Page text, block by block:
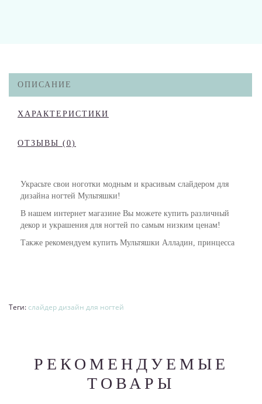
ОПИСАНИЕ
ХАРАКТЕРИСТИКИ
ОТЗЫВЫ (0)
Украсьте свои ноготки модным и красивым слайдером для
дизайна ногтей Мультяшки!
В нашем интернет магазине Вы можете купить различный
декор и украшения для ногтей по самым низким ценам!
Также рекомендуем купить Мультяшки Алладин, принцесса
Теги: слайдер дизайн для ногтей
РЕКОМЕНДУЕМЫЕ
ТОВАРЫ